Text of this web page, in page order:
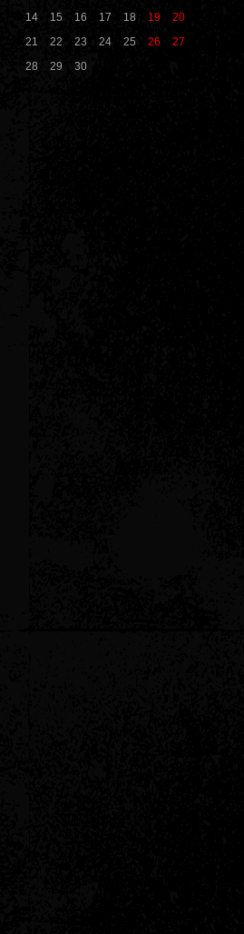
14
15 16 17 18 19
20
21
22 23 24 25 26
27
28
29 30